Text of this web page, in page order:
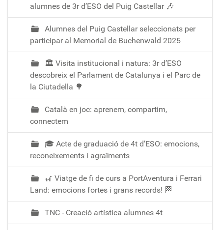
alumnes de 3r d’ESO del Puig Castellar 🎶
Alumnes del Puig Castellar seleccionats per
participar al Memorial de Buchenwald 2025
🏛️ Visita institucional i natura: 3r d’ESO
descobreix el Parlament de Catalunya i el Parc de
la Ciutadella 🌳
Català en joc: aprenem, compartim,
connectem
🎓 Acte de graduació de 4t d’ESO: emocions,
reconeixements i agraïments
🎢 Viatge de fi de curs a PortAventura i Ferrari
Land: emocions fortes i grans records! 🏁
TNC - Creació artística alumnes 4t